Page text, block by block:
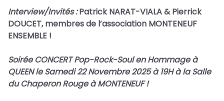
Interview/Invités :Patrick NARAT-VIALA & Pierrick
DOUCET, membres de l’association MONTENEUF
ENSEMBLE !
Soirée CONCERT Pop-Rock-Soul en Hommage à
QUEEN le Samedi 22 Novembre 2025 à 19H à la Salle
du Chaperon Rouge à MONTENEUF !